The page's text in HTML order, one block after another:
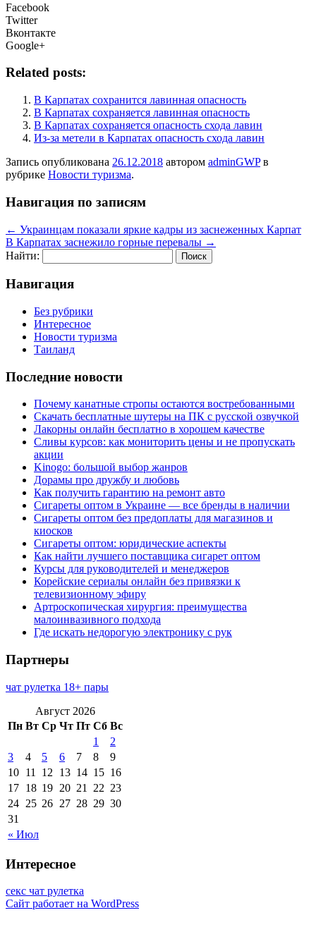
Facebook
Twitter
Вконтакте
Google+
Related posts:
В Карпатах сохранится лавинная опасность
В Карпатах сохраняется лавинная опасность
В Карпатах сохраняется опасность схода лавин
Из-за метели в Карпатах опасность схода лавин
Запись опубликована 26.12.2018 автором adminGWPв
рубрике Новости туризма.
Навигация по записям
← Украинцам показали яркие кадры из заснеженных Карпат
В Карпатах заснежило горные перевалы →
Найти:
Навигация
Без рубрики
Интересное
Новости туризма
Таиланд
Последние новости
Почему канатные стропы остаются востребованными
Скачать бесплатные шутеры на ПК с русской озвучкой
Лакорны онлайн бесплатно в хорошем качестве
Сливы курсов: как мониторить цены и не пропускать
акции
Kinogo: большой выбор жанров
Дорамы про дружбу и любовь
Как получить гарантию на ремонт авто
Сигареты оптом в Украине — все бренды в наличии
Сигареты оптом без предоплаты для магазинов и
киосков
Сигареты оптом: юридические аспекты
Как найти лучшего поставщика сигарет оптом
Курсы для руководителей и менеджеров
Корейские сериалы онлайн без привязки к
телевизионному эфиру
Артроскопическая хирургия: преимущества
малоинвазивного подхода
Где искать недорогую электронику с рук
Партнеры
чат рулетка 18+ пары
Август 2026
Пн Вт Ср Чт Пт Сб Вс
« Июл
1
2
3
4 5 6 7 8
9
10 11 12 13 14 15 16
17 18 19 20 21 22 23
24 25 26 27 28 29 30
31
Интересное
секс чат рулетка
Сайт работает на WordPress